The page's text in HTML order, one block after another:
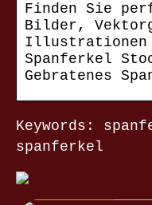
Finden Sie
Bilder,
Illustrationen
Spanferkel
Gebratenes
Keywords:
spanferkel